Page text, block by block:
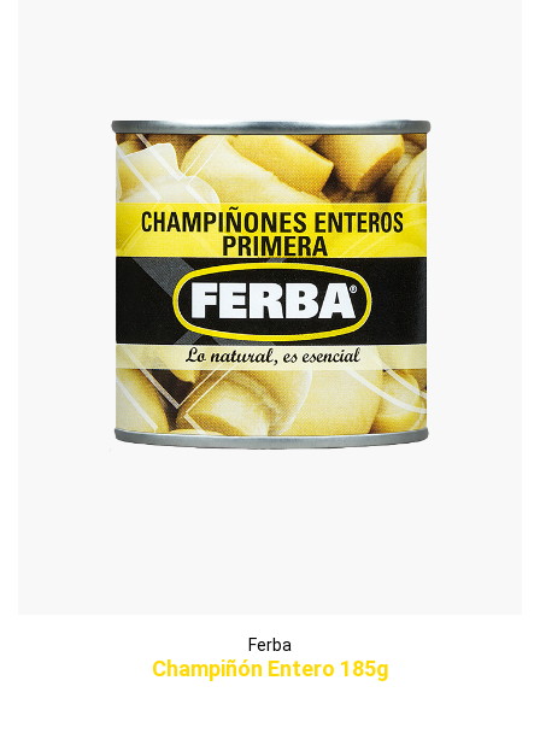
Ferba
Champiñón Entero 185g